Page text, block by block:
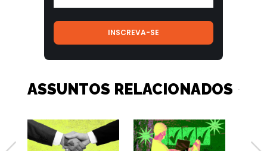
ASSUNTOS RELACIONADOS